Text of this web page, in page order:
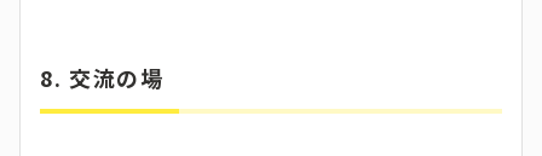
8. 交流の場